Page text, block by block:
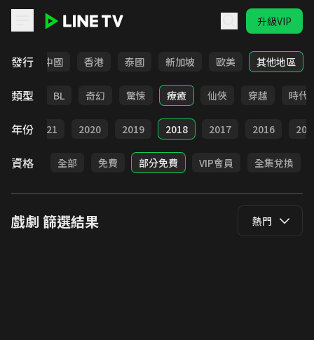
升級VIP
發行
韓國 中國 香港 泰國 新加坡 歐美 其他地區
類型
勵志 BL 奇幻 驚悚 療癒 仙俠 穿越 時代
年份 2021 2020 2019 2018 2017 2016
資格 全部 免費 部分免費 VIP會員 全集兌換
戲劇 篩選結果 熱門